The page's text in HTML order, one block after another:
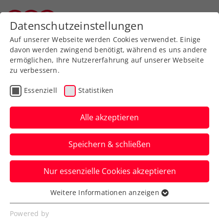
Zurück zur Newsübersicht
Rollstuhltennis
Billie Jean King Cup ITF
Textilprofi aus dem
Ländle: iFLOW ist neuer,
offizieller Ausstatter des
ÖTV
Datenschutzeinstellungen
Auf unserer Webseite werden Cookies verwendet. Einige
davon werden zwingend benötigt, während es uns andere
ermöglichen, Ihre Nutzererfahrung auf unserer Webseite
zu verbessern.
Essenziell Statistiken
Alle akzeptieren
Speichern & schließen
Nur essenzielle Cookies akzeptieren
Essenziell
Essenzielle Cookies werden für grundlegende
Weitere Informationen anzeigen
Powered by